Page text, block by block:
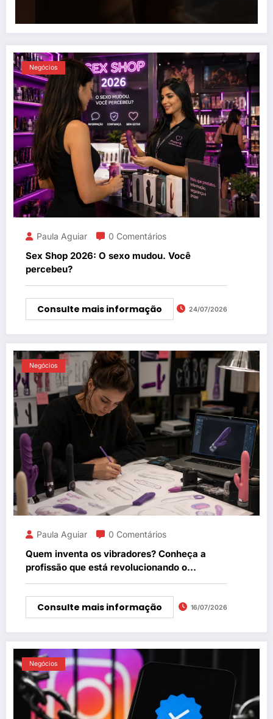
Negócios
Paula Aguiar 0 Comentários
Sex Shop 2026: O sexo mudou. Você
percebeu?
Consulte mais informação 24/07/2026
Negócios
Paula Aguiar 0 Comentários
Quem inventa os vibradores? Conheça a
profissão que está revolucionando o
mercado erótico
Consulte mais informação 16/07/2026
Negócios